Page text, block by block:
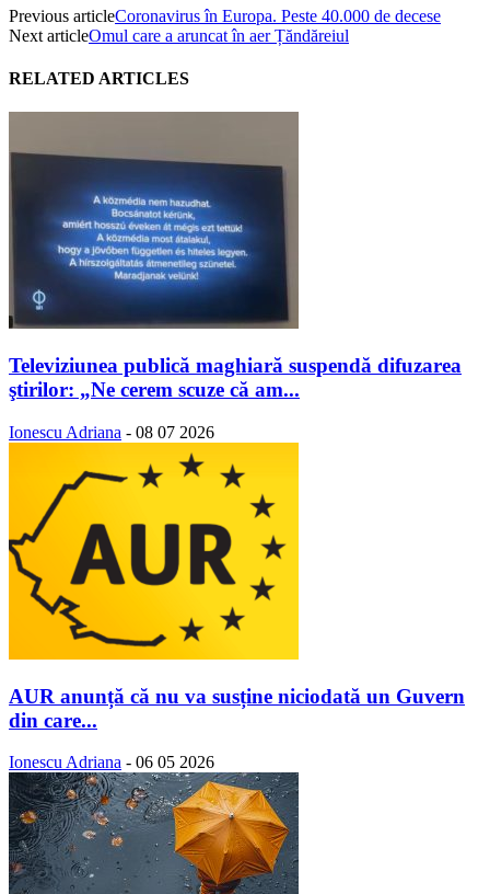
Previous articleCoronavirus în Europa. Peste 40.000 de decese
Next articleOmul care a aruncat în aer Țăndăreiul
RELATED ARTICLES
Televiziunea publică maghiară suspendă difuzarea
ştirilor: „Ne cerem scuze că am...
Ionescu Adriana - 08 07 2026
AUR anunță că nu va susține niciodată un Guvern
din care...
Ionescu Adriana - 06 05 2026